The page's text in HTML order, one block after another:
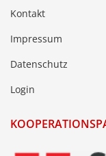
Kontakt
Impressum
Datenschutz
Login